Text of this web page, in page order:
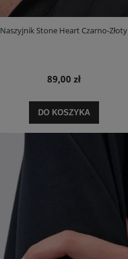
Naszyjnik Stone Heart Czarno-Złoty
89,00 zł
DO KOSZYKA